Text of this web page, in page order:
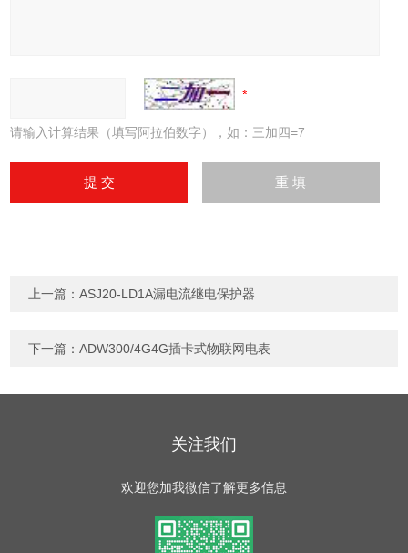
请输入计算结果（填写阿拉伯数字），如：三加四=7
上一篇：ASJ20-LD1A漏电流继电保护器
下一篇：ADW300/4G4G插卡式物联网电表
关注我们
欢迎您加我微信了解更多信息